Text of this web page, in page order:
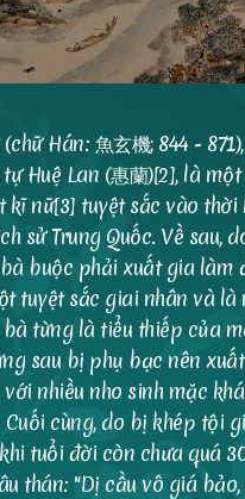
Hán: 魚玄機; 844 -
tự Huệ Lan (惠蘭)[2], là
kĩ nữ[3] tuyệt sắc vào thời
sử Trung Quốc. Về sau,
buộc phải xuất gia làm
tuyệt sắc giai nhân và là
từng là tiểu thiếp của
sau bị phụ bạc nên
nhiều nho sinh mặc
cùng, do bị khép tội
tuổi đời còn chưa quá
thán: "Dị cầu vô giá